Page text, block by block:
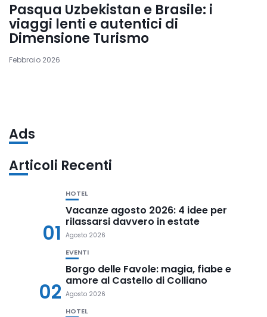
Pasqua Uzbekistan e Brasile: i
viaggi lenti e autentici di
Dimensione Turismo
Febbraio 2026
Ads
Articoli Recenti
01
HOTEL
Vacanze agosto 2026: 4 idee per
rilassarsi davvero in estate
Agosto 2026
02
EVENTI
Borgo delle Favole: magia, fiabe e
amore al Castello di Colliano
Agosto 2026
HOTEL